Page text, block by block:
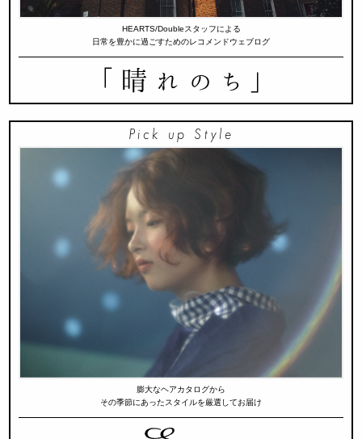
HEARTS/Doubleスタッフによる
日常を豊かに過ごすためのレコメンドウェブログ
Pick up Style
膨大なヘアカタログから
その季節にあったスタイルを厳選してお届け